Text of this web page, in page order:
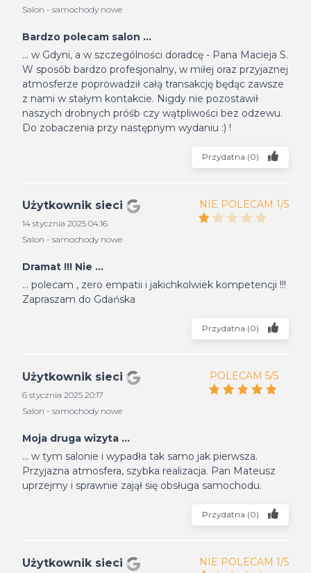
Salon - samochody nowe
Bardzo polecam salon ...
... w Gdyni, a w szczególności doradcę - Pana Macieja S.
W sposób bardzo profesjonalny, w miłej oraz przyjaznej
atmosferze poprowadził całą transakcję będąc zawsze
z nami w stałym kontakcie. Nigdy nie pozostawił
naszych drobnych próśb czy wątpliwości bez odzewu.
Do zobaczenia przy następnym wydaniu :) !
Przydatna (0)
Użytkownik sieci
14 stycznia 2025 04:16
Salon - samochody nowe
NIE POLECAM 1/5
Dramat !!! Nie ...
... polecam , zero empatii i jakichkolwiek kompetencji !!!
Zapraszam do Gdańska
Przydatna (0)
Użytkownik sieci
6 stycznia 2025 20:17
Salon - samochody nowe
POLECAM 5/5
Moja druga wizyta ...
... w tym salonie i wypadła tak samo jak pierwsza.
Przyjazna atmosfera, szybka realizacja. Pan Mateusz
uprzejmy i sprawnie zajął się obsługa samochodu.
Przydatna (0)
Użytkownik sieci NIE POLECAM 1/5